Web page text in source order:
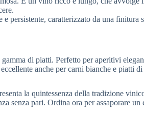
persistente, caratterizzato da una finitura
di piatti. Perfetto per aperitivi
anche per carni bianche e piatti
la quintessenza della tradizione
pari. Ordina ora per assaporare